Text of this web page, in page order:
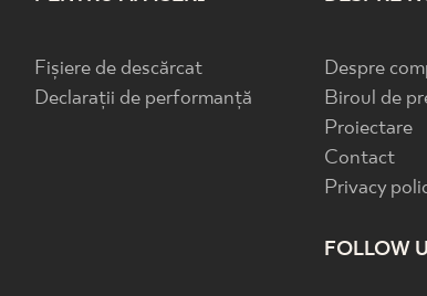
Fișiere de descărcat
Declarații de performanță
Despre
Biroul de
Proiectare
Contact
Privacy
FOLLOW